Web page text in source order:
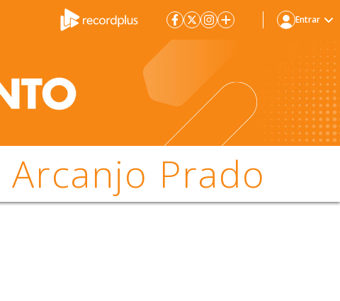
Entrar
Prado